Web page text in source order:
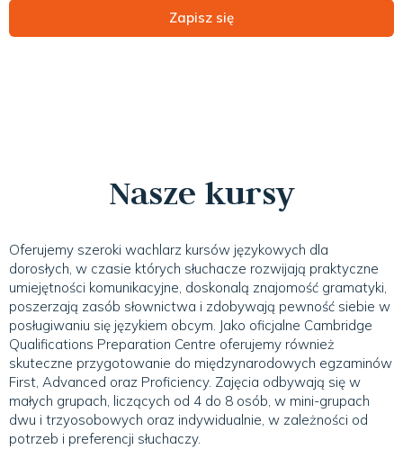
Zapisz się
Nasze kursy
Oferujemy szeroki wachlarz kursów językowych dla
dorosłych, w czasie których słuchacze rozwijają praktyczne
umiejętności komunikacyjne, doskonalą znajomość gramatyki,
poszerzają zasób słownictwa i zdobywają pewność siebie w
posługiwaniu się językiem obcym. Jako oficjalne Cambridge
Qualifications Preparation Centre oferujemy również
skuteczne przygotowanie do międzynarodowych egzaminów
First, Advanced oraz Proficiency. Zajęcia odbywają się w
małych grupach, liczących od 4 do 8 osób, w mini-grupach
dwu i trzyosobowych oraz indywidualnie, w zależności od
potrzeb i preferencji słuchaczy.